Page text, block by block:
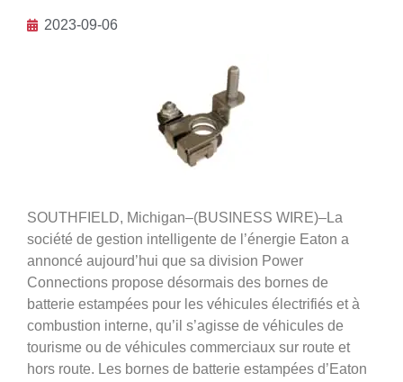
2023-09-06
SOUTHFIELD, Michigan–(BUSINESS WIRE)–La
société de gestion intelligente de l’énergie Eaton a
annoncé aujourd’hui que sa division Power
Connections propose désormais des bornes de
batterie estampées pour les véhicules électrifiés et à
combustion interne, qu’il s’agisse de véhicules de
tourisme ou de véhicules commerciaux sur route et
hors route. Les bornes de batterie estampées d’Eaton